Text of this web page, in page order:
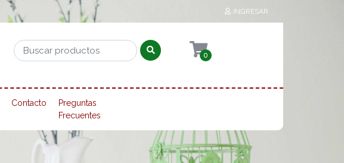
INGRESAR
0
Contacto
Preguntas
Frecuentes